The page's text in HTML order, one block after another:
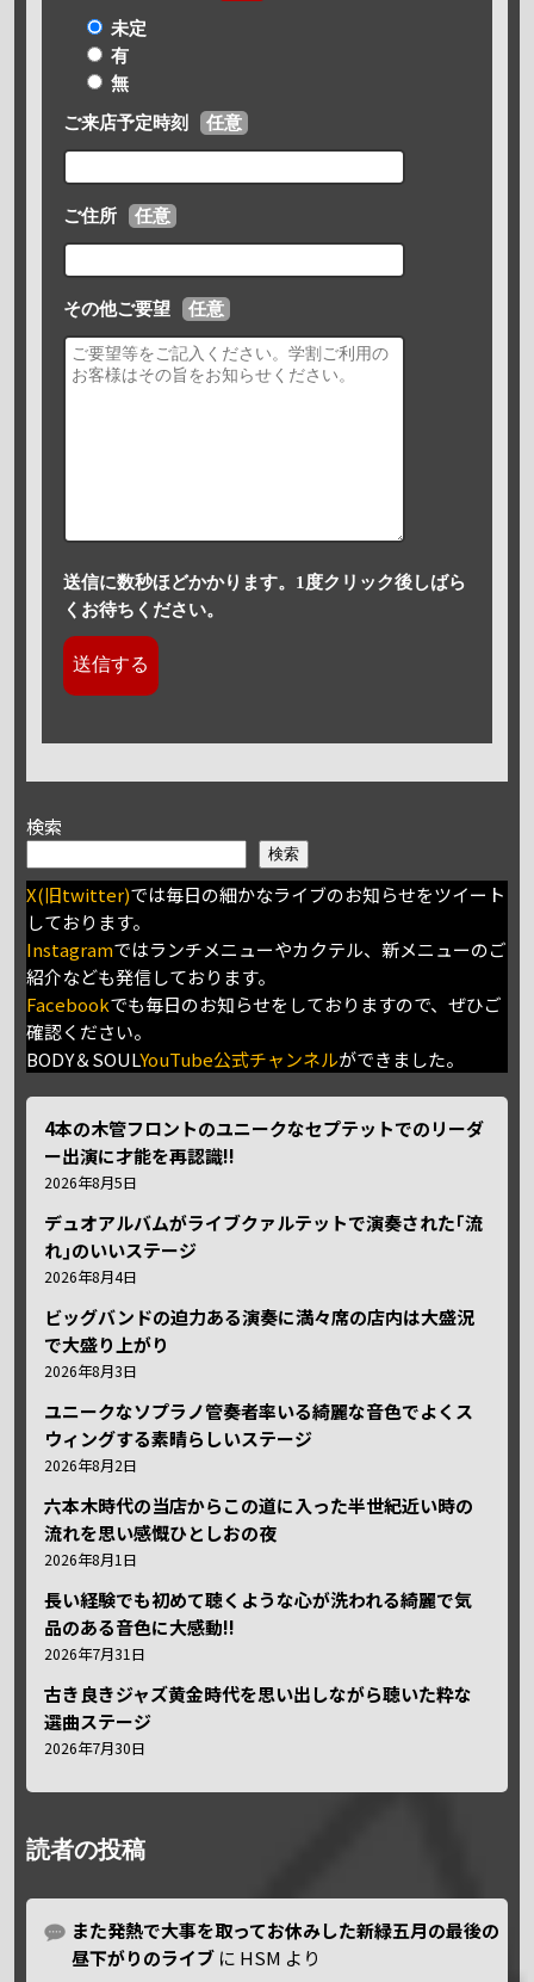
未定
有
無
ご来店予定時刻 任意
ご住所 任意
その他ご要望 任意
送信に数秒ほどかかります。1度クリック後しばら
くお待ちください。
検索
検索
X(旧twitter)では毎日の細かなライブのお知らせをツイート
しております。
Instagramではランチメニューやカクテル、新メニューのご
紹介なども発信しております。
Facebookでも毎日のお知らせをしておりますので、ぜひご
確認ください。
BODY＆SOULYouTube公式チャンネルができました。
4本の木管フロントのユニークなセプテットでのリーダ
ー出演に才能を再認識!!
2026年8月5日
デュオアルバムがライブクァルテットで演奏された｢流
れ｣のいいステージ
2026年8月4日
ビッグバンドの迫力ある演奏に満々席の店内は大盛況
で大盛り上がり
2026年8月3日
ユニークなソプラノ管奏者率いる綺麗な音色でよくス
ウィングする素晴らしいステージ
2026年8月2日
六本木時代の当店からこの道に入った半世紀近い時の
流れを思い感慨ひとしおの夜
2026年8月1日
長い経験でも初めて聴くような心が洗われる綺麗で気
品のある音色に大感動!!
2026年7月31日
古き良きジャズ黄金時代を思い出しながら聴いた粋な
選曲ステージ
2026年7月30日
読者の投稿
また発熱で大事を取ってお休みした新緑五月の最後の
昼下がりのライブ に HSM より